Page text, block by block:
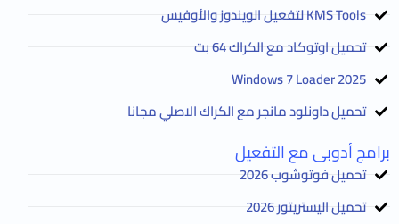
KMS Tools لتفعيل الويندوز والأوفيس
تحميل اوتوكاد مع الكراك 64 بت
2025 Windows 7 Loader
تحميل داونلود مانجر مع الكراك الاصلي مجانا
برامج أدوبى مع التفعيل
تحميل فوتوشوب 2026
تحميل اليستريتور 2026